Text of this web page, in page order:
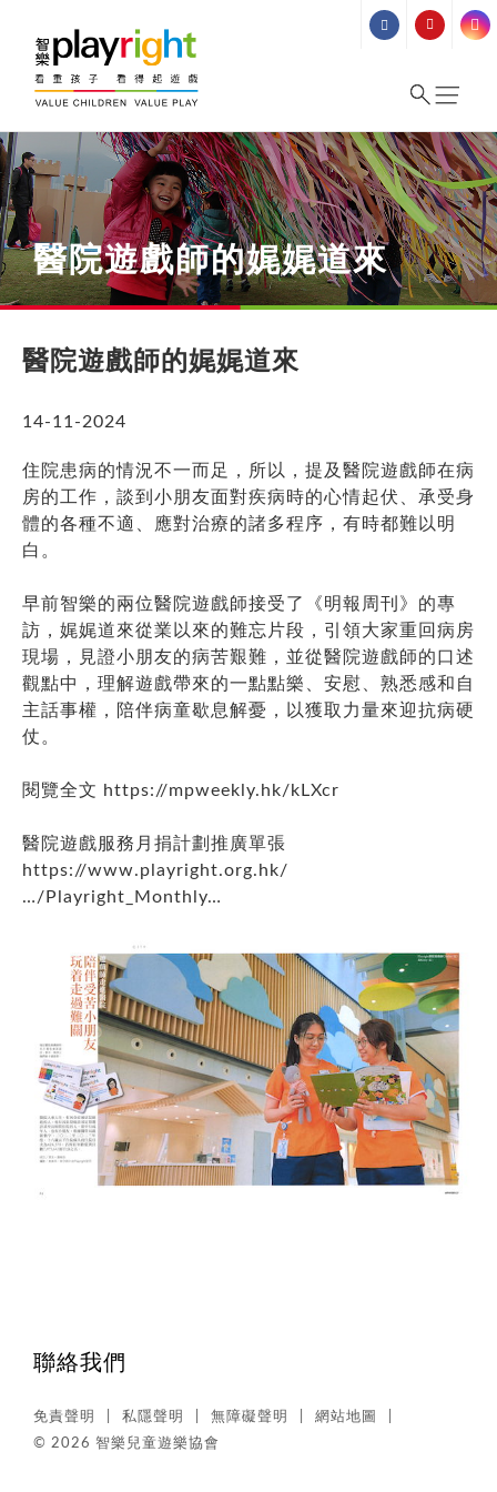
content
醫院遊戲師的娓娓道來
醫院遊戲師的娓娓道來
14-11-2024
住院患病的情況不一而足，所以，提及醫院遊戲師在病
房的工作，談到小朋友面對疾病時的心情起伏、承受身
體的各種不適、應對治療的諸多程序，有時都難以明
白。
早前智樂的兩位醫院遊戲師接受了《明報周刊》的專
訪，娓娓道來從業以來的難忘片段，引領大家重回病房
現場，見證小朋友的病苦艱難，並從醫院遊戲師的口述
觀點中，理解遊戲帶來的一點點樂、安慰、熟悉感和自
主話事權，陪伴病童歇息解憂，以獲取力量來迎抗病硬
仗。
閱覽全文 https://mpweekly.hk/kLXcr
醫院遊戲服務月捐計劃推廣單張
https://www.playright.org.hk/
…/Playright_Monthly…
聯絡我們
免責聲明 私隱聲明 無障礙聲明
網站地圖
© 2026 智樂兒童遊樂協會